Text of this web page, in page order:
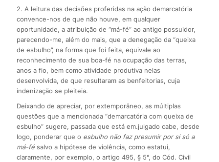
2. A leitura das decisões proferidas na ação demarcatória
convence-nos de que não houve, em qualquer
oportunidade, a atribuição de “má-fé” ao antigo possuidor,
parecendo-me, além do mais, que a denegação da “queixa
de esbulho”, na forma que foi feita, equivale ao
reconhecimento de sua boa-fé na ocupação das terras,
anos a fio, bem como atividade produtiva nelas
desenvolvida, de que resultaram as benfeitorias, cuja
indenização se pleiteia.
Deixando de apreciar, por extemporâneo, as múltiplas
questões que a mencionada “demarcatória com queixa de
esbulho” sugere, passada que está em.julgado cabe, desde
logo, ponderar que o esbulho não faz presumir por si só a
má-fé salvo a hipótese de violência, como estatui,
claramente, por exemplo, o artigo 495, § 5°, do Cód. Civil